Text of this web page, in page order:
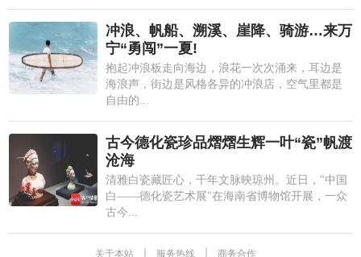
冲浪、帆船、溯溪、崖降、骑游…来万
宁“勇闯”一夏!
抱起冲浪板走向海边，浪花一次次涌来，耳边是
海浪声，街边是风格各异的冲浪店，空气里都是
自由的...
古今德化瓷珍品熠熠生辉一叶“瓷”帆渡
沧海
清雅白瓷藏匠心，千年文脉映琼州。近日，"中国
白——德化瓷艺术展"在海南省博物馆开展，一众
古今...
关于本站 服务热线 商务合作